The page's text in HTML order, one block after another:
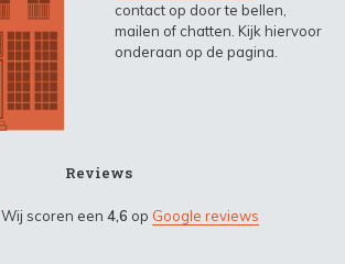
contact op door te bellen,
mailen of chatten. Kijk hiervoor
onderaan op de pagina.
Reviews
Wij scoren een 4,6 op Google reviews